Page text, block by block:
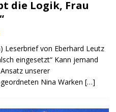
die Logik, Frau
Leserbrief von Eberhard Leutz
eingesetzt“ Kann jemand
unserer
Nina Warken[…]